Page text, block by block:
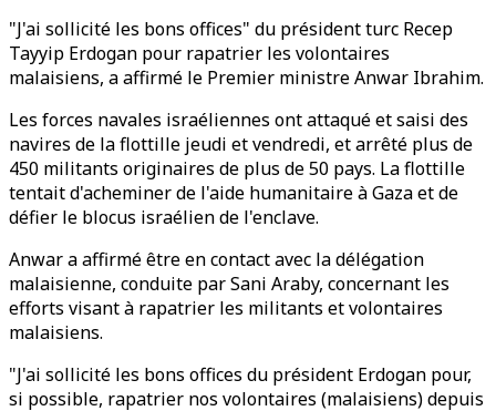
"J'ai sollicité les bons offices" du président turc Recep
Tayyip Erdogan pour rapatrier les volontaires
malaisiens, a affirmé le Premier ministre Anwar Ibrahim.
Les forces navales israéliennes ont attaqué et saisi des
navires de la flottille jeudi et vendredi, et arrêté plus de
450 militants originaires de plus de 50 pays. La flottille
tentait d'acheminer de l'aide humanitaire à Gaza et de
défier le blocus israélien de l'enclave.
Anwar a affirmé être en contact avec la délégation
malaisienne, conduite par Sani Araby, concernant les
efforts visant à rapatrier les militants et volontaires
malaisiens.
"J'ai sollicité les bons offices du président Erdogan pour,
si possible, rapatrier nos volontaires (malaisiens) depuis